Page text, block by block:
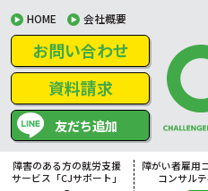
HOME 会社概要
お問い合わせ
資料請求
友だち追加
障害のある方の就労支援
サービス「CJサポート」
障がい者雇用
コンサルテ